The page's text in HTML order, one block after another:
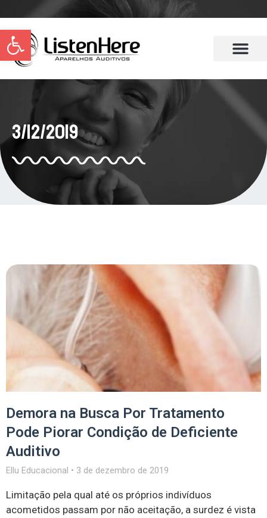
Abrir a barra de ferramentas
3/12/2019
Demora na Busca Por Tratamento
Pode Piorar Condição de Deficiente
Auditivo
Ellu Educacional 3 de dezembro de 2019
Limitação pela qual até os próprios indivíduos
acometidos passam por não aceitação, a surdez é vista